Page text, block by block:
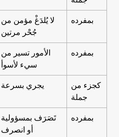
لا يُلدَغْ مؤمن من
جُحْر مرتين
بمفرده
الأمور تسير من
سيء لأسوأ
بمفرده
يجري بسرعة
كجزء من
جملة
تَصَرَف بمسؤولية
أو انصرف
بمفرده